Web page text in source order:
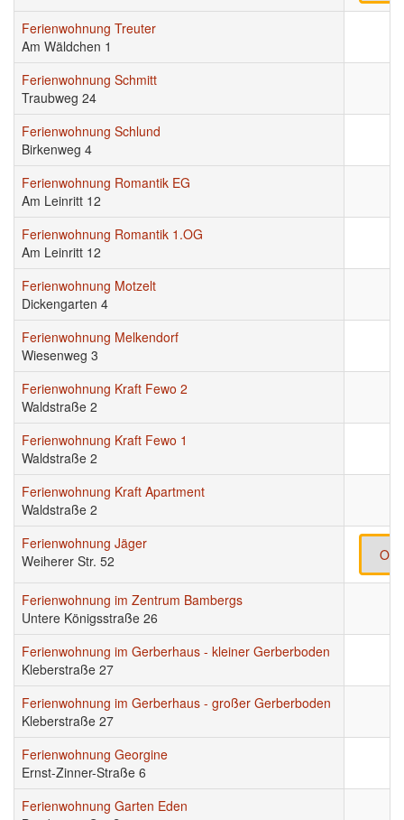
Ferienwohnung Treuter
Am Wäldchen 1
Ferienwohnung Schmitt
Traubweg 24
Ferienwohnung Schlund
Birkenweg 4
Ferienwohnung Romantik EG
Am Leinritt 12
Ferienwohnung Romantik 1.OG
Am Leinritt 12
Ferienwohnung Motzelt
Dickengarten 4
Ferienwohnung Melkendorf
Wiesenweg 3
Ferienwohnung Kraft Fewo 2
Waldstraße 2
Ferienwohnung Kraft Fewo 1
Waldstraße 2
Ferienwohnung Kraft Apartment
Waldstraße 2
Ferienwohnung Jäger
Weiherer Str. 52
Ferienwohnung im Zentrum Bambergs
Untere Königsstraße 26
Ferienwohnung im Gerberhaus - kleiner Gerberboden
Kleberstraße 27
Ferienwohnung im Gerberhaus - großer Gerberboden
Kleberstraße 27
Ferienwohnung Georgine
Ernst-Zinner-Straße 6
Ferienwohnung Garten Eden